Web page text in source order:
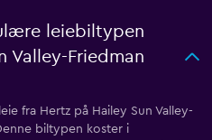
leiebiltypen
Valley-Friedman
fra Hertz på Hailey Sun Valley-
biltypen koster i